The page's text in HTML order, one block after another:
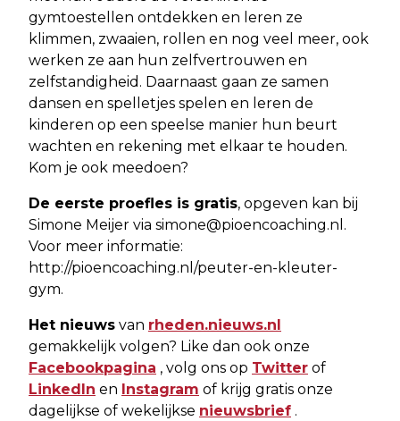
gymtoestellen ontdekken en leren ze
klimmen, zwaaien, rollen en nog veel meer, ook
werken ze aan hun zelfvertrouwen en
zelfstandigheid. Daarnaast gaan ze samen
dansen en spelletjes spelen en leren de
kinderen op een speelse manier hun beurt
wachten en rekening met elkaar te houden.
Kom je ook meedoen?
De eerste proefles is gratis, opgeven kan bij
Simone Meijer via simone@pioencoaching.nl .
Voor meer informatie:
http://pioencoaching.nl/peuter-en-kleuter-
gym.
Het nieuws van rheden.nieuws.nl
gemakkelijk volgen? Like dan ook onze
Facebookpagina , volg ons op Twitter of
LinkedIn en Instagram of krijg gratis onze
dagelijkse of wekelijkse nieuwsbrief .